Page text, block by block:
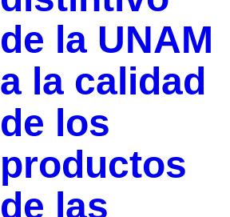
de la UNAM
a la calidad
de los
productos
de las